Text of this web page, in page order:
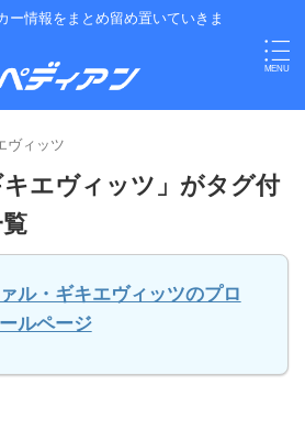
ー情報をまとめ留め置いていきま
ヴィッツ
キエヴィッツ」がタグ付
ル・ギキエヴィッツのプロ
ルページ